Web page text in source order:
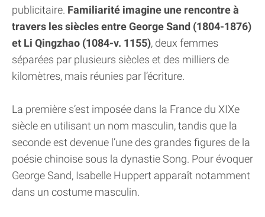
publicitaire. Familiarité imagine une rencontre à
travers les siècles entre George Sand (1804-1876)
et Li Qingzhao (1084-v. 1155), deux femmes
séparées par plusieurs siècles et des milliers de
kilomètres, mais réunies par l’écriture.
La première s’est imposée dans la France du XIXe
siècle en utilisant un nom masculin, tandis que la
seconde est devenue l’une des grandes figures de la
poésie chinoise sous la dynastie Song. Pour évoquer
George Sand, Isabelle Huppert apparaît notamment
dans un costume masculin.